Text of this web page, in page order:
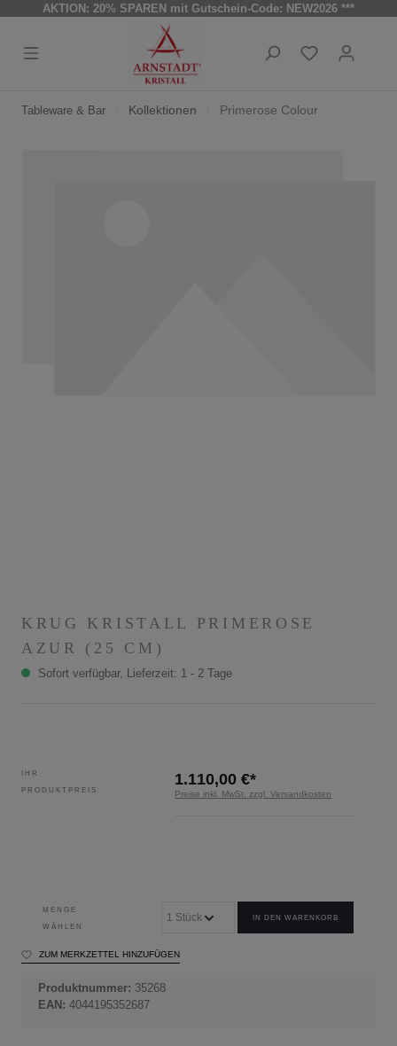
AKTION: 20% SPAREN mit Gutschein-Code: NEW2026 ***
Tableware & Bar Kollektionen Primerose Colour
KRUG KRISTALL PRIMEROSE
AZUR (25 CM)
Sofort verfügbar, Lieferzeit: 1 - 2 Tage
IHR
PRODUKTPREIS
1.110,00 €*
Preise inkl. MwSt. zzgl. Versandkosten
MENGE
WÄHLEN
IN DEN WARENKORB
ZUM MERKZETTEL HINZUFÜGEN
Produktnummer: 35268
EAN:4044195352687